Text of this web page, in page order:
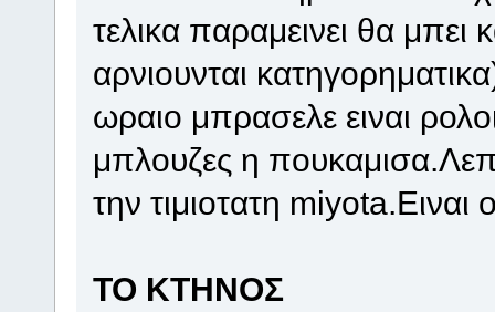
τελικα παραμεινει θα
αρνιουνται
ωραιο μπρασελε ειναι
μπλουζες η
την τιμιοτατη
ΤΟ ΚΤΗΝΟΣ